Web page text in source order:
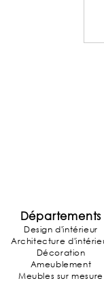
Départements
Design d'intérieur
Architecture
Décoration
Ameublement
Meubles sur mesure